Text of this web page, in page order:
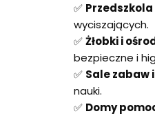
✅ Przedszkola
wyciszających.
✅Żłobki i
bezpieczne i
✅ Sale zabaw
nauki.
✅ Domy